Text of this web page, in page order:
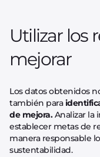
Utilizar los
mejorar
Los datos obtenidos
también para
de mejora.Analizar la
establecer metas de
manera responsable
sustentabilidad.